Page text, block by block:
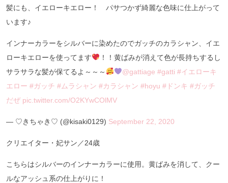
髪にも、イエローキエロー！ パサつかず綺麗な色味に仕上がって
います♪
インナーカラーをシルバーに染めたのでガッチのカラシャン、イエ
ローキエローを使ってます
！！黄ばみが消えて色が長持ちするし
サラサラな髪が保てるよ～～～
@gattiage #gatti #イエローキ
エロー #ガッチ #ムラシャン #カラシャン #hoyu #ドンキ #ガッチ
だぜ pic.twitter.com/O2KYwCOlMV
— ♡きちゃき♡ (@kisaki0129) September 22, 2020
クリエイター・妃サン／24歳
こちらはシルバーのインナーカラーに使用。黄ばみを消して、クー
ルなアッシュ系の仕上がりに！